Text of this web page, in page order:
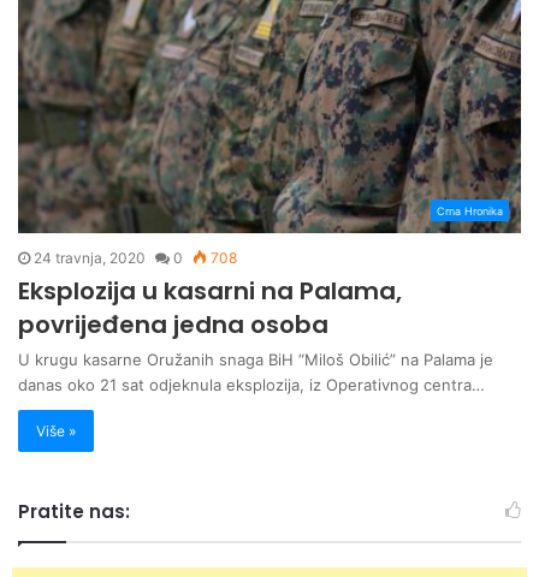
Crna Hronika
24 travnja, 2020 0 708
Eksplozija u kasarni na Palama,
povrijeđena jedna osoba
U krugu kasarne Oružanih snaga BiH “Miloš Obilić” na Palama je
danas oko 21 sat odjeknula eksplozija, iz Operativnog centra…
Više »
Pratite nas: